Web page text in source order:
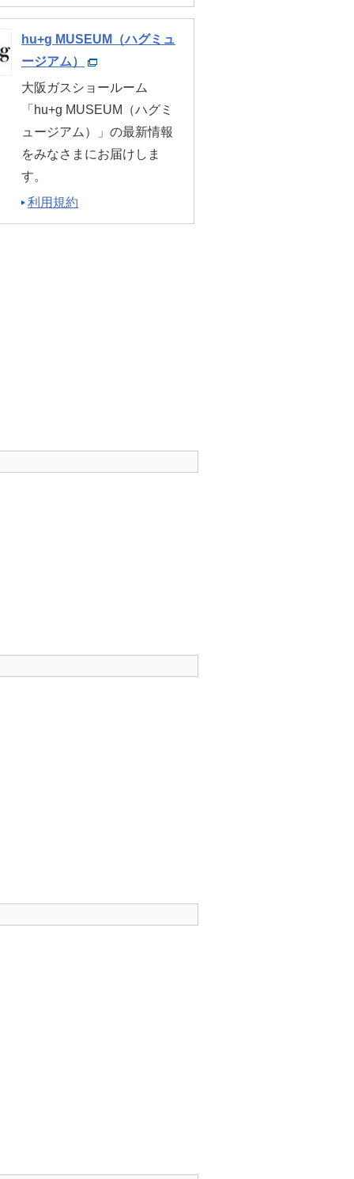
hu+g MUSEUM（ハグミュ
ージアム）
大阪ガスショールーム
「hu+g MUSEUM（ハグミ
ュージアム）」の最新情報
をみなさまにお届けしま
す。
利用規約